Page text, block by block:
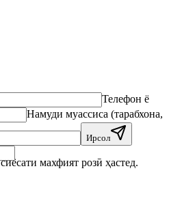
Телефон ё
Намуди муассиса (тарабхона,
Ирсол
махфият розӣ ҳастед.